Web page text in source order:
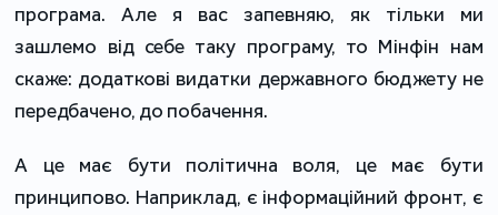
програма. Але я вас запевняю, як тільки ми
зашлемо від себе таку програму, то Мінфін нам
скаже: додаткові видатки державного бюджету не
передбачено, до побачення.
А це має бути політична воля, це має бути
принципово. Наприклад, є інформаційний фронт, є